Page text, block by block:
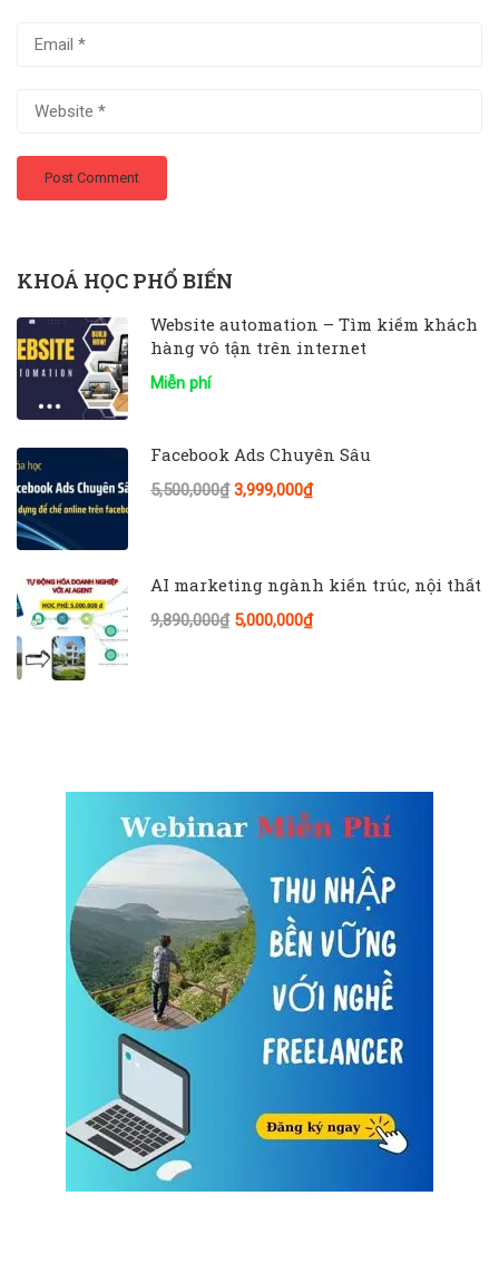
KHOÁ HỌC PHỔ BIẾN
Website automation – Tìm kiếm khách
hàng vô tận trên internet
Miễn phí
Facebook Ads Chuyên Sâu
5,500,000₫3,999,000₫
AI marketing ngành kiến trúc, nội thất
9,890,000₫5,000,000₫